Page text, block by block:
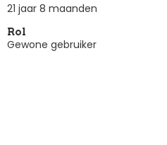
21 jaar 8 maanden
Rol
Gewone gebruiker